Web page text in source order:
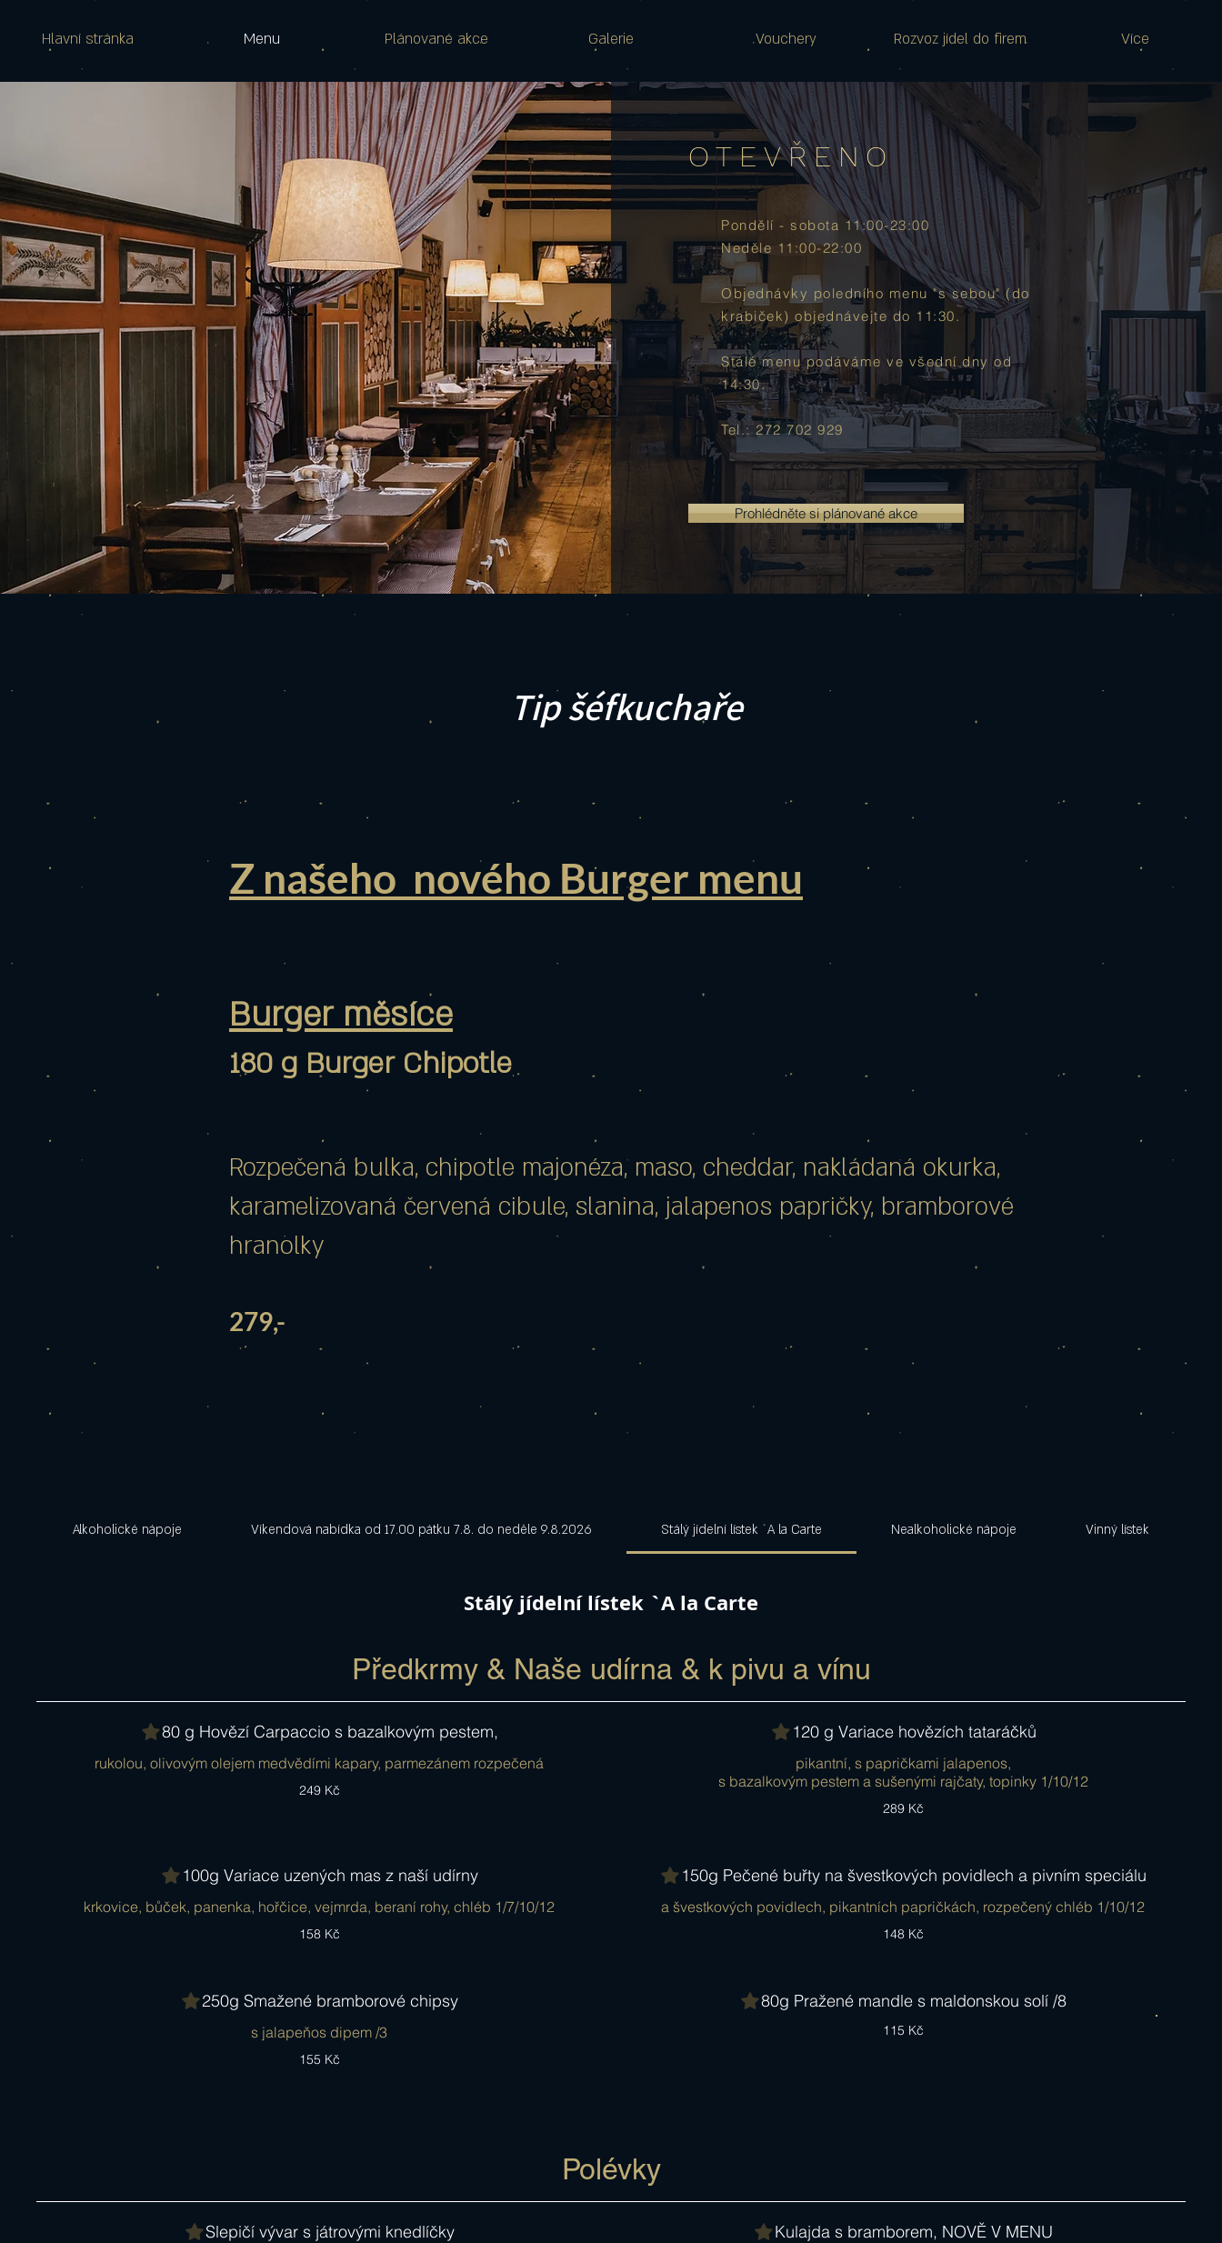
Hlavní stránka Menu Plánované akce Galerie Vouchery Rozvoz jídel do firem Více
OTEVŘENO
Pondělí - sobota 11:00-23:00
Neděle 11:00-22:00
Objednávky poledního menu "s sebou" (do
krabiček) objednávejte do 11:30.
Stálé menu podáváme ve všední dny od
14:30.
Tel.: 272 702 929
Prohlédněte si plánované akce
Tip šéfkuchaře
Z našeho nového Burger menu
​Burger měsíce
180 g Burger Chipotle
Rozpečená bulka, chipotle majonéza, maso, cheddar, nakládaná okurka,
karamelizovaná červená cibule, slanina, jalapenos papričky, bramborové
hranolky
​279,-
Alkoholické nápoje Víkendová nabídka od 17.00 pátku 7.8. do neděle 9.8.2026 Stálý jídelní lístek `A la Carte Nealkoholické nápoje Vinný lístek
Stálý jídelní lístek `A la Carte
Předkrmy & Naše udírna & k pivu a vínu
80 g Hovězí Carpaccio s bazalkovým pestem,
rukolou, olivovým olejem medvědími kapary, parmezánem rozpečená
249 Kč
120 g Variace hovězích tataráčků
pikantní, s papričkami jalapenos,
s bazalkovým pestem a sušenými rajčaty, topinky 1/10/12
289 Kč
100g Variace uzených mas z naší udírny
krkovice, bůček, panenka, hořčice, vejmrda, beraní rohy, chléb 1/7/10/12
158 Kč
150g Pečené buřty na švestkových povidlech a pivním speciálu
a švestkových povidlech, pikantních papričkách, rozpečený chléb 1/10/12
148 Kč
250g Smažené bramborové chipsy
s jalapeňos dipem /3
155 Kč
80g Pražené mandle s maldonskou solí /8
115 Kč
Polévky
Slepičí vývar s játrovými knedlíčky Kulajda s bramborem, NOVĚ V MENU